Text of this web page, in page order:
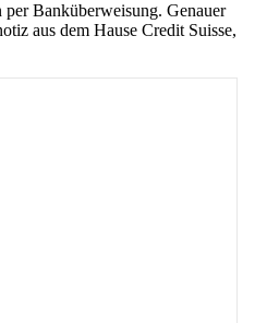
Banküberweisung. Genauer
aus dem Hause Credit Suisse,